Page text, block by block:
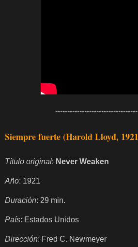
Siempre fuerte (Harold Lloyd,
Título original: Never Weaken
Año: 1921
Duración: 29 min.
País: Estados Unidos
Dirección: Fred C. Newmeyer